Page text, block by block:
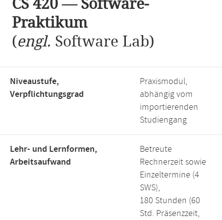
CS 420 — Software-
Praktikum
(engl. Software Lab)
Niveaustufe,
Verpflichtungsgrad
Praxismodul,
abhängig vom
importierenden
Studiengang
Lehr- und Lernformen,
Arbeitsaufwand
Betreute
Rechnerzeit sowie
Einzeltermine (4
SWS),
180 Stunden (60
Std. Präsenzzeit,